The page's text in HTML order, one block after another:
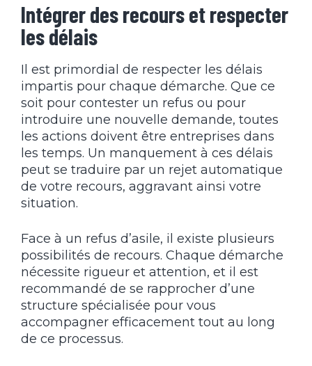
Intégrer des recours et respecter
les délais
Il est primordial de respecter les délais
impartis pour chaque démarche. Que ce
soit pour contester un refus ou pour
introduire une nouvelle demande, toutes
les actions doivent être entreprises dans
les temps. Un manquement à ces délais
peut se traduire par un rejet automatique
de votre recours, aggravant ainsi votre
situation.
Face à un refus d’asile, il existe plusieurs
possibilités de recours. Chaque démarche
nécessite rigueur et attention, et il est
recommandé de se rapprocher d’une
structure spécialisée pour vous
accompagner efficacement tout au long
de ce processus.